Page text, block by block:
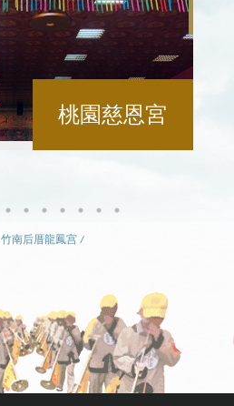
桃園慈恩宮
竹南后厝龍鳳宫